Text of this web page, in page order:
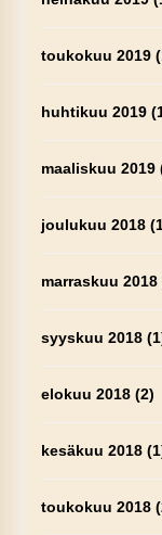
toukokuu 2019
huhtikuu 2019
maaliskuu 2019
joulukuu 2018
marraskuu 2018
syyskuu 2018
elokuu 2018(2)
kesäkuu 2018
toukokuu 2018